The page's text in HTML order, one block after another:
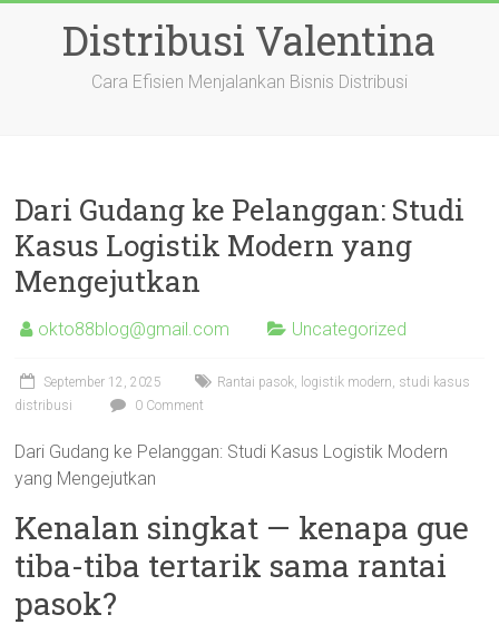
Distribusi Valentina
Cara Efisien Menjalankan Bisnis Distribusi
Dari Gudang ke Pelanggan: Studi
Kasus Logistik Modern yang
Mengejutkan
okto88blog@gmail.com Uncategorized
September 12, 2025
Rantai pasok, logistik modern, studi kasus
distribusi
0 Comment
Dari Gudang ke Pelanggan: Studi Kasus Logistik Modern
yang Mengejutkan
Kenalan singkat — kenapa gue
tiba-tiba tertarik sama rantai
pasok?